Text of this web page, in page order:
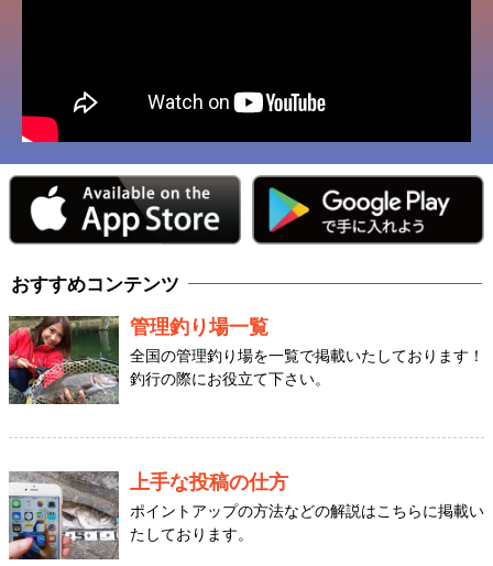
おすすめコンテンツ
管理釣り場一覧
全国の管理釣り場を一覧で掲載いたしております！
釣行の際にお役立て下さい。
上手な投稿の仕方
ポイントアップの方法などの解説はこちらに掲載い
たしております。